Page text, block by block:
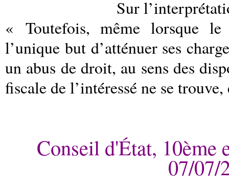
Sur
« Toutefois, même lorsque
l’unique but d’atténuer ses
un abus de droit, au sens des
fiscale de l’intéressé ne se
Conseil d'État, 10ème
07/07/